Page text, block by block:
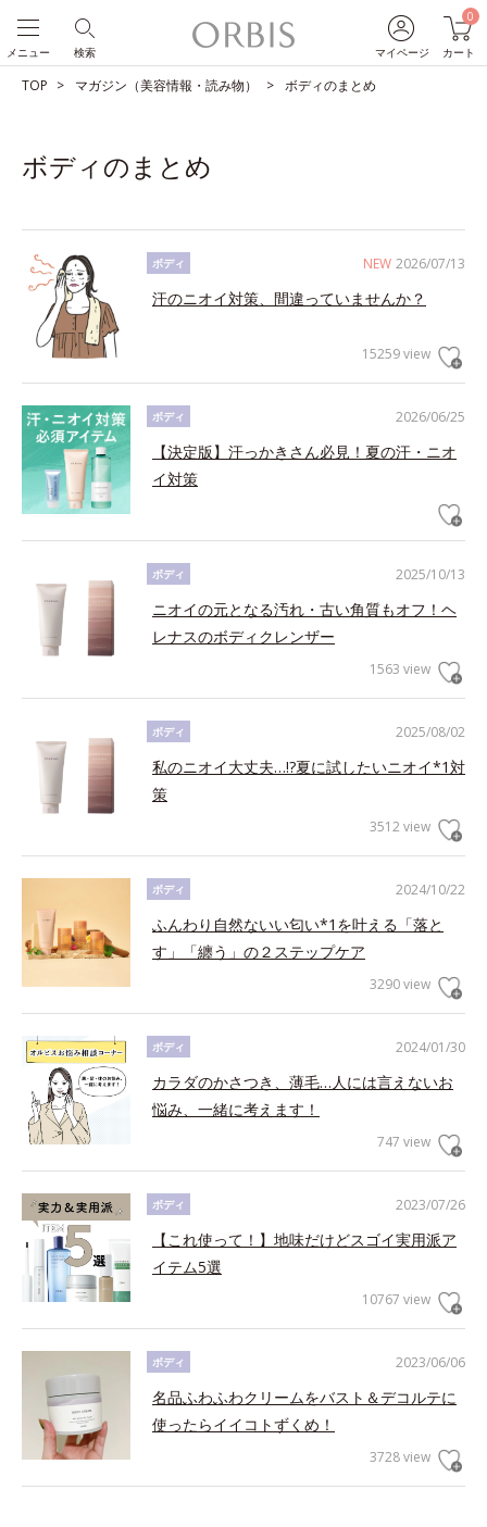
マイページ
0
カート
検索
メニュー
TOP マガジン（美容情報・読み物） ボディのまとめ
ボディのまとめ
NEW 2026/07/13
ボディ
汗のニオイ対策、間違っていませんか？
15259 view
2026/06/25
ボディ
【決定版】汗っかきさん必見！夏の汗・ニオ
イ対策
2025/10/13
ボディ
ニオイの元となる汚れ・古い角質もオフ！ヘ
レナスのボディクレンザー
1563 view
2025/08/02
ボディ
私のニオイ大丈夫…!?夏に試したいニオイ*1対
策
3512 view
2024/10/22
ボディ
ふんわり自然ないい匂い*1を叶える「落と
す」「纏う」の２ステップケア
3290 view
2024/01/30
ボディ
カラダのかさつき、薄毛…人には言えないお
悩み、一緒に考えます！
747 view
2023/07/26
ボディ
【これ使って！】地味だけどスゴイ実用派ア
イテム5選
10767 view
2023/06/06
ボディ
名品ふわふわクリームをバスト＆デコルテに
使ったらイイコトずくめ！
3728 view